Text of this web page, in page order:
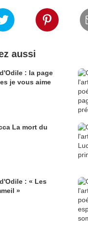
aussi
: la page
je vous aime
La mort du
: « Les
»